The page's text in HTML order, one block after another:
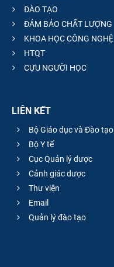
ĐÀO TẠO
ĐẢM BẢO CHẤT LƯỢNG
KHOA HỌC CÔNG NGHỆ
HTQT
CỰU NGƯỜI HỌC
LIÊN KẾT
Bộ Giáo dục và Đào tạo
Bộ Y tế
Cục Quản lý dược
Cảnh giác dược
Thư viện
Email
Quản lý đào tạo